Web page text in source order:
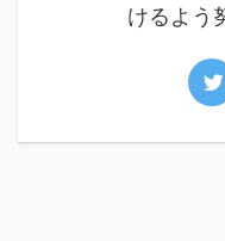
けるよう